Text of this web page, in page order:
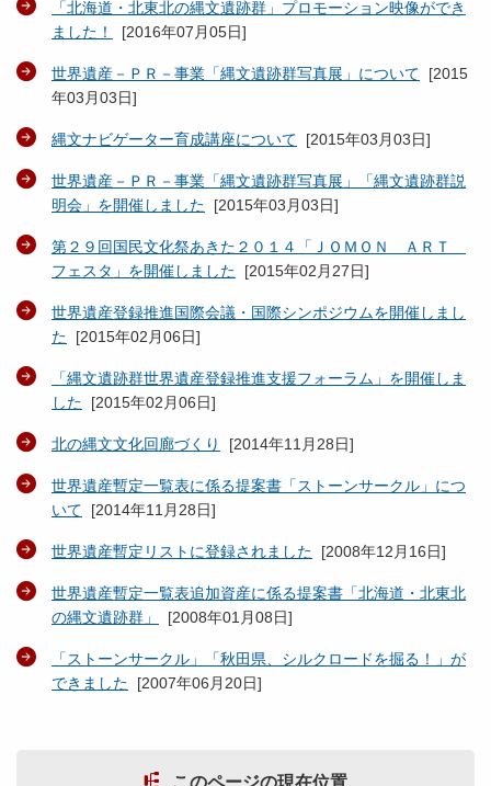
「北海道・北東北の縄文遺跡群」プロモーション映像ができ
ました！
[2016年07月05日]
世界遺産－ＰＲ－事業「縄文遺跡群写真展」について [2015
年03月03日]
縄文ナビゲーター育成講座について [2015年03月03日]
世界遺産－ＰＲ－事業「縄文遺跡群写真展」「縄文遺跡群説
明会」を開催しました [2015年03月03日]
第２９回国民文化祭あきた２０１４「ＪＯＭＯＮ ＡＲＴ
フェスタ」を開催しました [2015年02月27日]
世界遺産登録推進国際会議・国際シンポジウムを開催しまし
た [2015年02月06日]
「縄文遺跡群世界遺産登録推進支援フォーラム」を開催しま
した [2015年02月06日]
北の縄文文化回廊づくり [2014年11月28日]
世界遺産暫定一覧表に係る提案書「ストーンサークル」につ
いて [2014年11月28日]
世界遺産暫定リストに登録されました [2008年12月16日]
世界遺産暫定一覧表追加資産に係る提案書「北海道・北東北
の縄文遺跡群」
[2008年01月08日]
「ストーンサークル」「秋田県、シルクロードを掘る！」が
できました [2007年06月20日]
このページの現在位置